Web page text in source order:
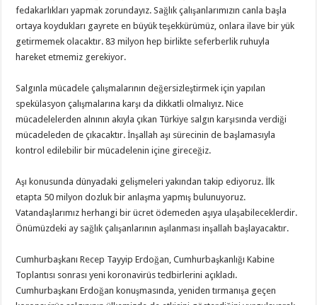
fedakarlıkları yapmak zorundayız. Sağlık çalışanlarımızın canla başla
ortaya koydukları gayrete en büyük teşekkürümüz, onlara ilave bir yük
getirmemek olacaktır. 83 milyon hep birlikte seferberlik ruhuyla
hareket etmemiz gerekiyor.
Salgınla mücadele çalışmalarının değersizleştirmek için yapılan
spekülasyon çalışmalarına karşı da dikkatli olmalıyız. Nice
mücadelelerden alnının akıyla çıkan Türkiye salgın karşısında verdiği
mücadeleden de çıkacaktır. İnşallah aşı sürecinin de başlamasıyla
kontrol edilebilir bir mücadelenin içine gireceğiz.
Aşı konusunda dünyadaki gelişmeleri yakından takip ediyoruz. İlk
etapta 50 milyon dozluk bir anlaşma yapmış bulunuyoruz.
Vatandaşlarımız herhangi bir ücret ödemeden aşıya ulaşabileceklerdir.
Önümüzdeki ay sağlık çalışanlarının aşılanması inşallah başlayacaktır.
Cumhurbaşkanı Recep Tayyip Erdoğan, Cumhurbaşkanlığı Kabine
Toplantısı sonrası yeni koronavirüs tedbirlerini açıkladı.
Cumhurbaşkanı Erdoğan konuşmasında, yeniden tırmanışa geçen